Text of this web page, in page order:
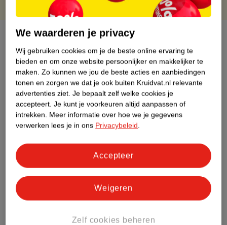
Over dit product
Productinformatie
Etiketinformatie
Nature Impact Score
Impact Score.
Meer informatie
Bestel & Bezorginformatie
We waarderen je privacy
Wij gebruiken cookies om je de beste online ervaring te
bieden en om onze website persoonlijker en makkelijker te
maken. Zo kunnen we jou de beste acties en aanbiedingen
tonen en zorgen we dat je ook buiten Kruidvat.nl relevante
advertenties ziet. Je bepaalt zelf welke cookies je
accepteert. Je kunt je voorkeuren altijd aanpassen of
intrekken. Meer informatie over hoe we je gegevens
verwerken lees je in ons Privacybeleid.
Zelf cookies beheren
Weigeren
Accepteer